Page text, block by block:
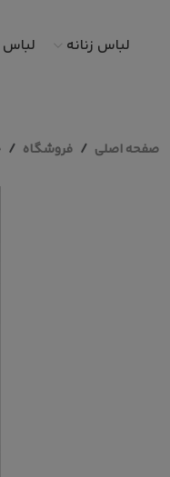
لباس زنانه لباس
صفحه اصلی فروشگاه